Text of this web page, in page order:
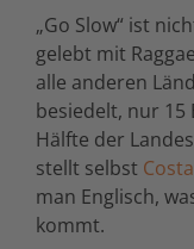
„Go Slow“ ist
gelebt mit
alle anderen
besiedelt, nur 15
Hälfte der
stellt selbst
man Englisch,
kommt.